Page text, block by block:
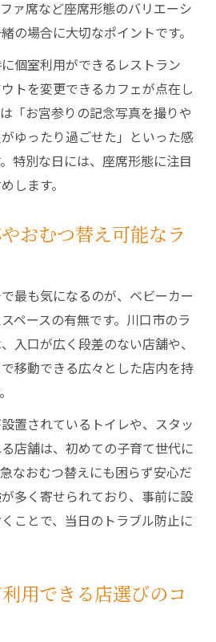
ァ席など座席形態のバリエーシ
の場合に大切なポイントです。
個室利用ができるレストラン
トを変更できるカフェが点在し
「お宮参りの記念写真を撮りや
ゆったり過ごせた」といった感
特別な日には、座席形態に注目
します。
おむつ替え可能なラ
最も気になるのが、ベビーカー
ペースの有無です。川口市のラ
入口が広く段差のない店舗や、
移動できる広々とした店内を持
置されているトイレや、スタッ
店舗は、初めての子育て世代に
なおむつ替えにも困らず安心だ
多く寄せられており、事前に設
ことで、当日のトラブル防止に
用できる店選びのコ